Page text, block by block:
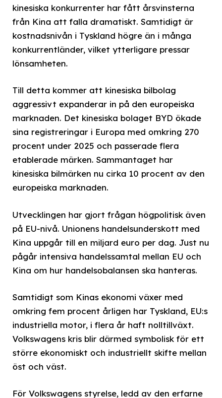
kinesiska konkurrenter har fått årsvinsterna
från Kina att falla dramatiskt. Samtidigt är
kostnadsnivån i Tyskland högre än i många
konkurrentländer, vilket ytterligare pressar
lönsamheten.
Till detta kommer att kinesiska bilbolag
aggressivt expanderar in på den europeiska
marknaden. Det kinesiska bolaget BYD ökade
sina registreringar i Europa med omkring 270
procent under 2025 och passerade flera
etablerade märken. Sammantaget har
kinesiska bilmärken nu cirka 10 procent av den
europeiska marknaden.
Utvecklingen har gjort frågan högpolitisk även
på EU-nivå. Unionens handelsunderskott med
Kina uppgår till en miljard euro per dag. Just nu
pågår intensiva handelssamtal mellan EU och
Kina om hur handelsobalansen ska hanteras.
Samtidigt som Kinas ekonomi växer med
omkring fem procent årligen har Tyskland, EU:s
industriella motor, i flera år haft nolltillväxt.
Volkswagens kris blir därmed symbolisk för ett
större ekonomiskt och industriellt skifte mellan
öst och väst.
För Volkswagens styrelse, ledd av den erfarne